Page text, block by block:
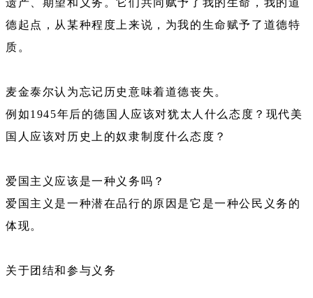
德起点，从某种程度上来说，为我的生命赋予了道德特
质。
麦金泰尔认为忘记历史意味着道德丧失。
例如1945年后的德国人应该对犹太人什么态度？现代美
国人应该对历史上的奴隶制度什么态度？
爱国主义应该是一种义务吗？
爱国主义是一种潜在品行的原因是它是一种公民义务的
体现。
关于团结和参与义务